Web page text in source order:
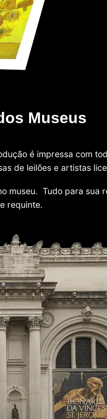
Museus
é impressa com
de leilões e artistas
museu. Tudo para sua
requinte.